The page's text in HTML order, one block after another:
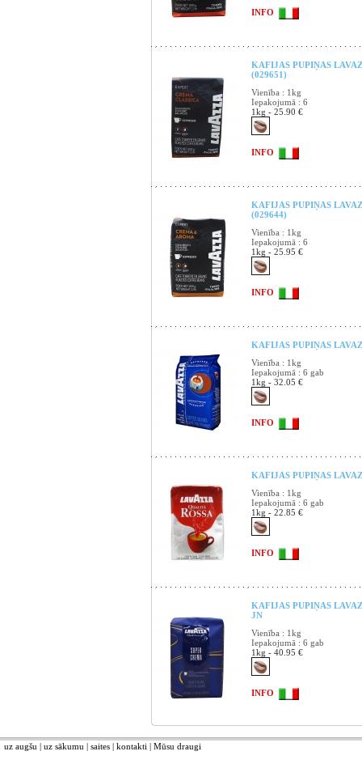
INFO
KAFIJAS PUPIŅAS
(029651)
Vienība : 1kg
Iepakojumā : 6
1kg - 25.90 €
INFO
KAFIJAS PUPIŅAS
(029644)
Vienība : 1kg
Iepakojumā : 6
1kg - 25.95 €
INFO
KAFIJAS PUPIŅAS
Vienība : 1kg
Iepakojumā : 6 gab
1kg - 32.05 €
INFO
KAFIJAS PUPIŅAS
Vienība : 1kg
Iepakojumā : 6 gab
1kg - 22.85 €
INFO
KAFIJAS PUPIŅAS
JN
Vienība : 1kg
Iepakojumā : 6 gab
1kg - 40.95 €
INFO
uz augšu | uz sākumu | saites | kontakti | Mūsu draugi